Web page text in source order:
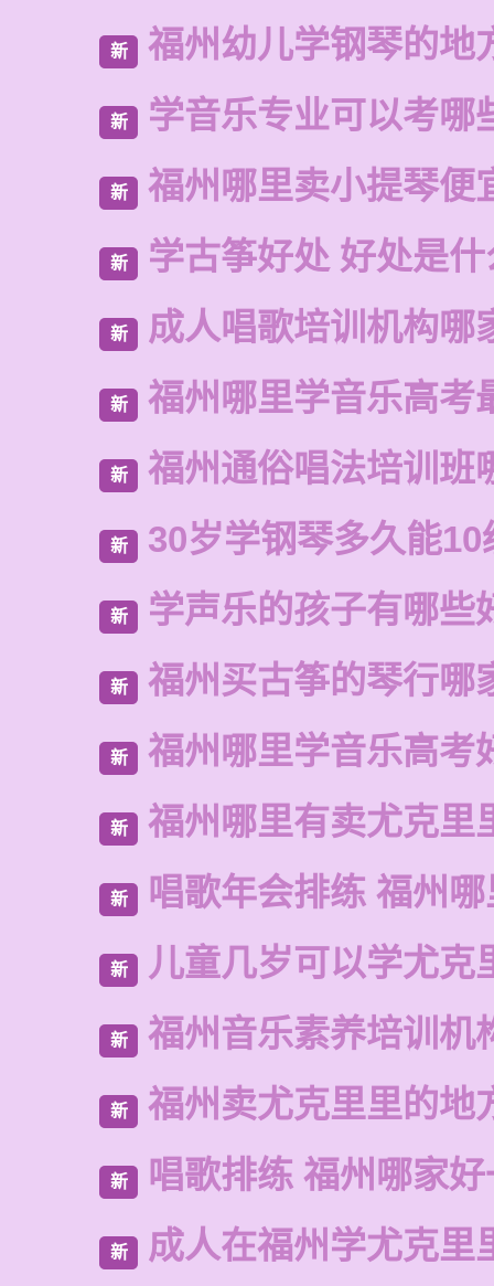
新 福州幼儿学钢琴的地
新 学音乐专业可以考哪
新 福州哪里卖小提琴便
新 学古筝好处 好处是什
新 成人唱歌培训机构哪
新 福州哪里学音乐高考
新 福州通俗唱法培训班
新 30岁学钢琴多久能10
新 学声乐的孩子有哪些
新 福州买古筝的琴行哪
新 福州哪里学音乐高考
新 福州哪里有卖尤克里
新 唱歌年会排练 福州
新 儿童几岁可以学尤克
新 福州音乐素养培训机
新 福州卖尤克里里的地
新 唱歌排练 福州哪家
新 成人在福州学尤克里